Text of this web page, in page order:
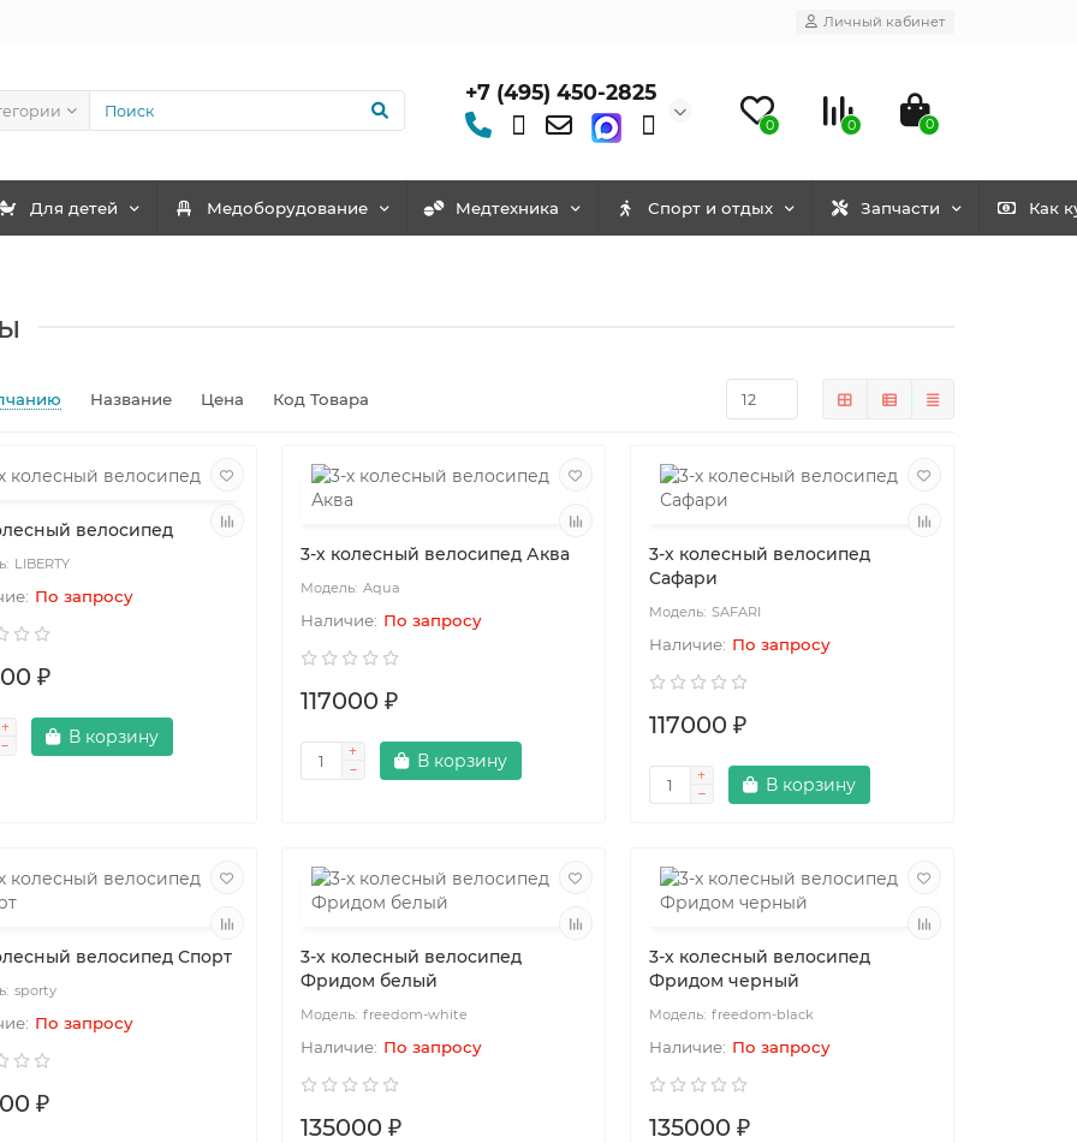
Личный кабинет
+7 (495) 450-2825
0 0 0
Для детей Медоборудование Mедтехника Спорт и отдых Запчасти Как
Название Цена Код Товара
велосипед
LIBERTY
По запросу
₽
В корзину
3-х колесный велосипед Аква
Aqua
По запросу
117000 ₽
В корзину
3-х колесный велосипед
Сафари
SAFARI
По запросу
117000 ₽
В корзину
велосипед Спорт
sporty
По запросу
₽
3-х колесный велосипед
Фридом белый
freedom-white
По запросу
135000 ₽
3-х колесный велосипед
Фридом черный
freedom-black
По запросу
135000 ₽